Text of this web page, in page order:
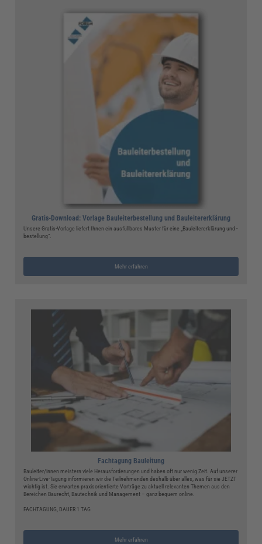
Gratis-Download: Vorlage Bauleiterbestellung und Bauleitererklärung
Unsere Gratis-Vorlage liefert Ihnen ein ausfüllbares Muster für eine „Bauleitererklärung und -
bestellung“.
Mehr erfahren
Fachtagung Bauleitung
Bauleiter/innen meistern viele Herausforderungen und haben oft nur wenig Zeit. Auf unserer
Online-Live-Tagung informieren wir die Teilnehmenden deshalb über alles, was für sie JETZT
wichtig ist. Sie erwarten praxisorientierte Vorträge zu aktuell relevanten Themen aus den
Bereichen Baurecht, Bautechnik und Management – ganz bequem online.
FACHTAGUNG, DAUER 1 TAG
Mehr erfahren